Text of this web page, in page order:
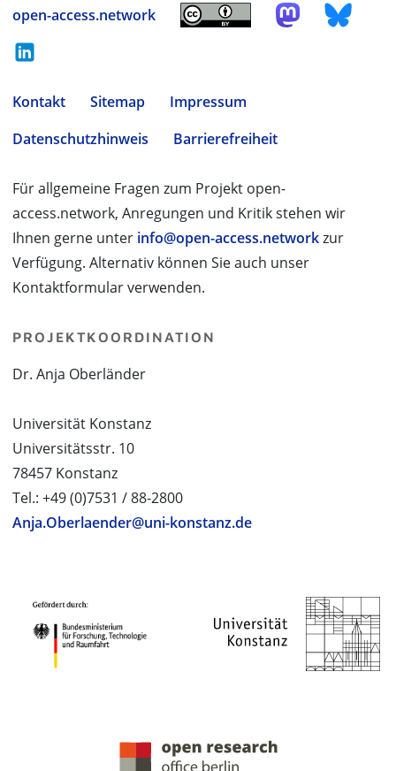
open-access.network
Kontakt Sitemap
Impressum
Datenschutzhinweis
Barrierefreiheit
Für allgemeine Fragen zum Projekt open-
access.network, Anregungen und Kritik stehen wir
Ihnen gerne unter info@open-access.networkzur
Verfügung. Alternativ können Sie auch unser
Kontaktformular verwenden.
PROJEKTKOORDINATION
Dr. Anja Oberländer
Universität Konstanz
Universitätsstr. 10
78457 Konstanz
Tel.: +49 (0)7531 / 88-2800
Anja.Oberlaender@uni-konstanz.de